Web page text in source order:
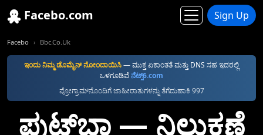
Facebo.com Sign Up
Facebo Bbc.Co.Uk
ಇಂದು ನಿಮ್ಮ ಡೊಮೈನ್ ನೋಂದಾಯಿಸಿ—⁠ ಮುಕ್ತ ಏಕಾಂತತೆ ಮತ್ತು DNS ಸಹ ಇದರಲ್ಲಿ
ಒಳಗೂಡಿವೆನೆಟ್ಸ್6.com
ಪ್ರೋಗ್ರಾಮ್‌ನೊಂದಿಗೆ ಜಾಹೀರಾತುಗಳನ್ನು ತೆಗೆದುಹಾಕಿ 997
ಫುಟ್‌ಬಾ —⁠ ನಿಲುಕಣೆ